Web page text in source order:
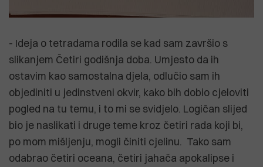
- Ideja o tetradama rodila se kad sam završio s
slikanjem Četiri godišnja doba. Umjesto da ih
ostavim kao samostalna djela, odlučio sam ih
objediniti u jedinstveni okvir, kako bih dobio cjeloviti
pogled na tu temu, i to mi se svidjelo. Logičan slijed
bio je naslikati i druge teme kroz četiri rada koji bi,
po mom mišljenju, mogli činiti cjelinu. Tako sam
odabrao četiri oceana, četiri jahača apokalipse i